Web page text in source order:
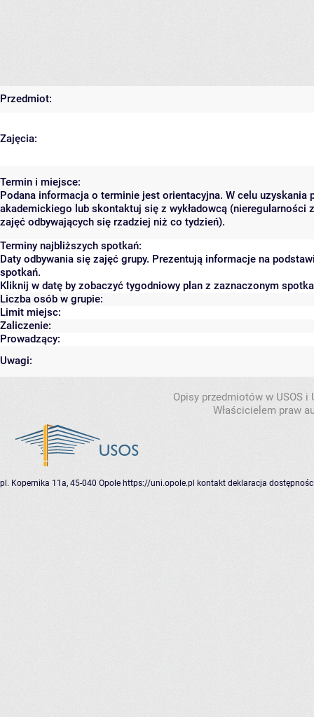
Przedmiot:
Zajęcia:
Termin i miejsce:
Podana informacja o terminie jest orientacyjna. W celu
akademickiego lub skontaktuj się z wykładowcą (nieregularności
zajęć odbywających się rzadziej niż co tydzień).
Terminy najbliższych spotkań:
Daty odbywania się zajęć grupy. Prezentują informacje na
spotkań.
Kliknij w datę by zobaczyć tygodniowy plan z zaznaczonym
Liczba osób w grupie:
Limit miejsc:
Zaliczenie:
Prowadzący:
Uwagi:
Opisy przedmiotów w USOS
Właścicielem praw
pl. Kopernika 11a, 45-040 Opole https://uni.opole.pl kontakt deklaracja